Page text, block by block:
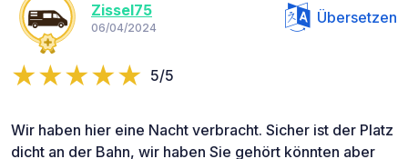
Zissel75
06/04/2024
Übersetzen
5/5
Wir haben hier eine Nacht verbracht. Sicher ist der Platz
dicht an der Bahn, wir haben Sie gehört könnten aber